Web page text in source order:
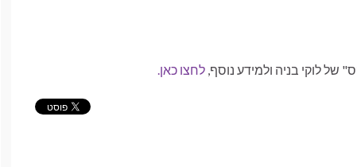
של לוקי בניה ולמידע נוסף, לחצו כאן.